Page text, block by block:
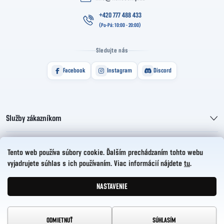
Tento web používa súbory cookie. Ďalším prechádzaním tohto webu
vyjadrujete súhlas s ich používaním. Viac informácií nájdete tu.
NASTAVENIE
ODMIETNUŤ SÚHLASÍM
+420 777 488 433
Sledujte nás
Facebook Instagram Discord
Služby zákazníkom
Copyright 2026
. Všetky práva vyhradené.